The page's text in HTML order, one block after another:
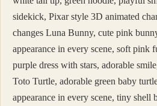
sidekick, Pixar style 3D animated
changes Luna Bunny, cute pink
appearance in every scene, soft pink
purple dress with stars, adorable
Toto Turtle, adorable green baby
appearance in every scene, tiny shell